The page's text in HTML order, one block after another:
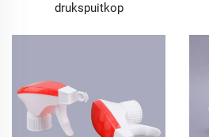
drukspuitkop